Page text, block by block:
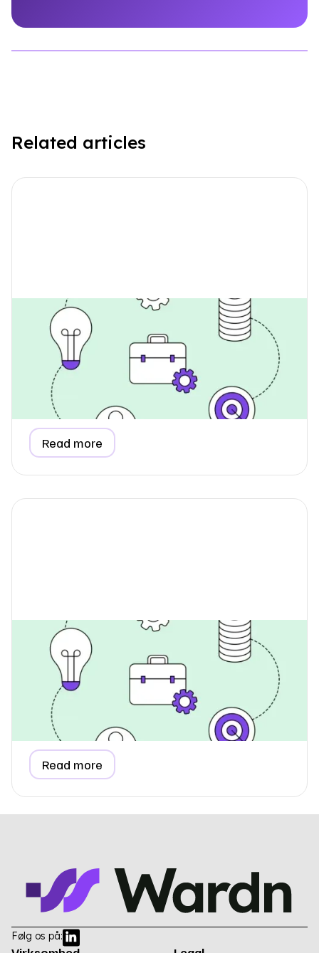
Related articles
Hvordan indsamler jeg data til
emissionsberegning for
medarbejderpendling?
Lær, hvordan du indsamler præcise data om
medarbejderpendling til din ESG-rapport, forstå hvorfor
det hører til i Scope 3, og se hvordan et enkelt
spørgeskema gør processen nem.
Read more
Hvordan rapporterer jeg
forbrugsdata, når jeg lejer
kontorplads?
Lær, hvordan du rapporterer forbrugsdata for et lejet
kontor, kontorhotel eller coworking space i din ESG-
rapport, herunder metoder til forholdsmæssig fordeling
og fakturabaserede estimater.
Read more
Følg os på: